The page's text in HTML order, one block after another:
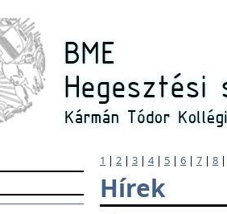
1 | 2 | 3 | 4| 5 | 6 | 7 | 8
Hírek